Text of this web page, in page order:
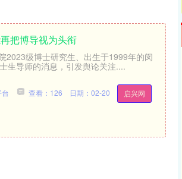
把博导视为头衔
2023级博士研究生、出生于1999年的闵
生导师的消息，引发舆论关注....
启兴网
查看：126 日期：02-20